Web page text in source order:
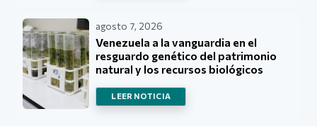
agosto 7, 2026
Venezuela a la vanguardia en el
resguardo genético del patrimonio
natural y los recursos biológicos
LEER NOTICIA